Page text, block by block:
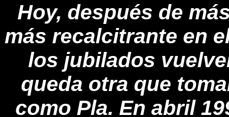
Hoy, después de
más recalcitrante en
los jubilados
queda otra que
como Pla. En abril